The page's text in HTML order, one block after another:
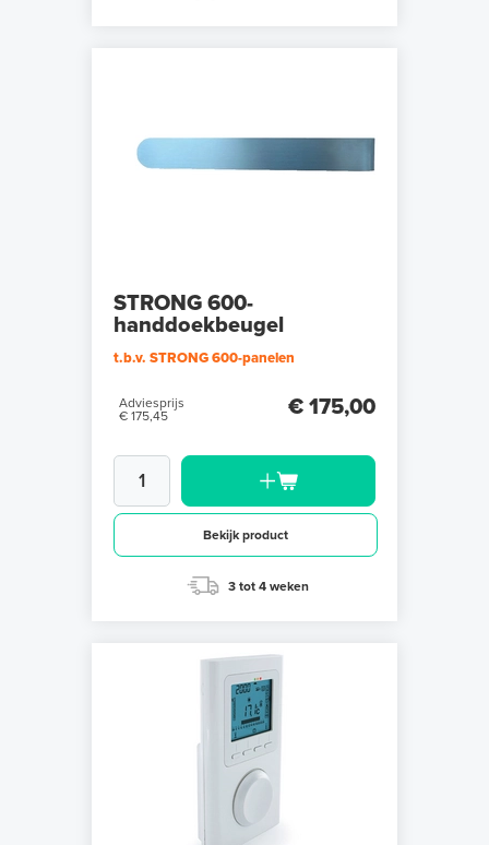
STRONG 600-
handdoekbeugel
t.b.v. STRONG 600-panelen
Adviesprijs
€ 175,45
€ 175,00
Bekijk product
3 tot 4 weken